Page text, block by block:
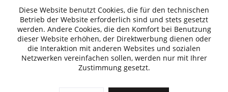
Diese Website benutzt Cookies, die für den technischen
Betrieb der Website erforderlich sind und stets gesetzt
werden. Andere Cookies, die den Komfort bei Benutzung
dieser Website erhöhen, der Direktwerbung dienen oder
die Interaktion mit anderen Websites und sozialen
Netzwerken vereinfachen sollen, werden nur mit Ihrer
Zustimmung gesetzt.